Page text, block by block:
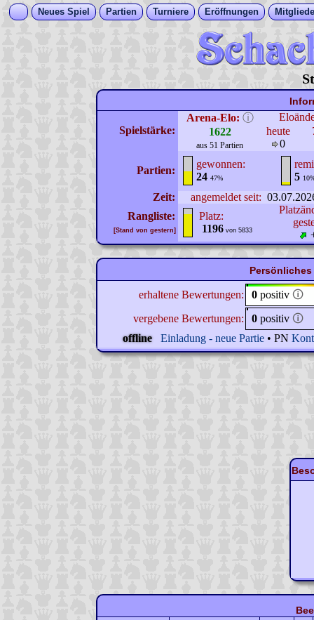
Neues Spiel Partien Turniere Eröffnungen
Spielstärke:
Arena-Elo: ⓘ
1622
aus 51 Partien
heute
0
Partien:
gewonnen:
24 47%
5
Zeit: angemeldet seit:
Rangliste:
[Stand von gestern]
Platz:
1196 von 5833
erhaltene Bewertungen: 0 positiv 🛈
vergebene Bewertungen:
0 positiv 🛈
offline
Einladung - neue Partie • PN